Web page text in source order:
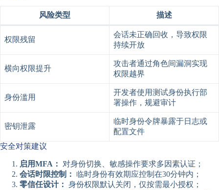
风险类型 描述
权限残留
会话未正确回收，导致权限
持续开放
横向权限提升
攻击者通过角色间漏洞实现
权限越界
身份滥用
开发者使用测试身份执行部
署操作，规避审计
密钥泄露
临时身份令牌暴露于日志或
配置文件
安全对策建议
启用MFA：
对身份切换、敏感操作要求多因素认证；
会话时限控制：
临时身份有效期应控制在30分钟内；
零信任设计： 身份权限默认关闭，仅按需最小授权；